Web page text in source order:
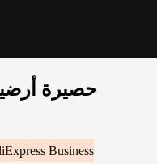
حصيرة
Business